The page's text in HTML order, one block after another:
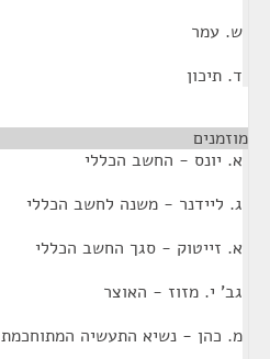
ש. עמר
ד. תיכון
מוזמנים
א. יונס - החשב הכללי
ג. ליידנר - משנה לחשב הכללי
א. זייטוק - סגך החשב הכללי
גב' י. מזוז - האוצר
מ. כהן - נשיא התעשיה המתוחכמת